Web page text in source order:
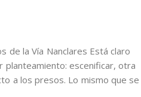
de la Vía Nanclares Está claro
escenificar, otra
a los presos. Lo mismo que se